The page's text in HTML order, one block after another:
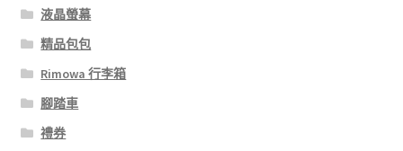
液晶螢幕
精品包包
Rimowa 行李箱
腳踏車
禮券